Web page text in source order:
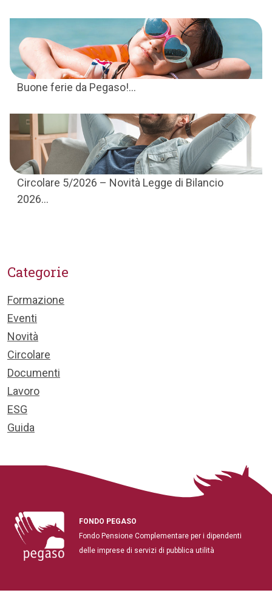
Buone ferie da Pegaso!...
Circolare 5/2026 – Novità Legge di Bilancio
2026...
Categorie
Formazione
Eventi
Novità
Circolare
Documenti
Lavoro
ESG
Guida
FONDO PEGASO
Fondo Pensione Complementare per i dipendenti
delle imprese di servizi di pubblica utilità